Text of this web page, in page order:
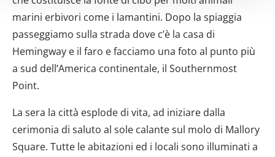
(impronte digitali).
Approfondisci come vengono elaborati i tuoi dati personali
e imposta le tue preferenze nella sezione dettagli. Puoi
modificare o ritirare il tuo consenso in qualsiasi momento
Utilizziamo i cookie per personalizzare contenuti ed
annunci, per fornire funzionalità dei social media e per
analizzare il nostro traffico. Condividiamo inoltre
informazioni sul modo in cui utilizzi il nostro sito con i
marini erbivori come i lamantini. Dopo la spiaggia
passeggiamo sulla strada dove c’è la casa di
Hemingway e il faro e facciamo una foto al punto più
a sud dell’America continentale, il Southernmost
Point.
La sera la città esplode di vita, ad iniziare dalla
cerimonia di saluto al sole calante sul molo di Mallory
Square. Tutte le abitazioni ed i locali sono illuminati a